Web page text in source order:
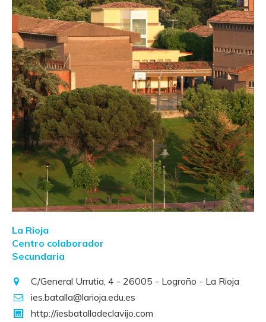
La Rioja
Centro colaborador
Secundaria
C/General Urrutia, 4 - 26005 - Logroño - La Rioja
ies.batalla@larioja.edu.es
http://iesbatalladeclavijo.com